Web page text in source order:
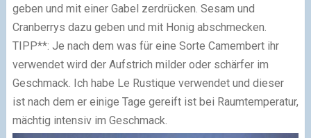
geben und mit einer Gabel zerdrücken. Sesam und
Cranberrys dazu geben und mit Honig abschmecken.
TIPP**: Je nach dem was für eine Sorte Camembert ihr
verwendet wird der Aufstrich milder oder schärfer im
Geschmack. Ich habe Le Rustique verwendet und dieser
ist nach dem er einige Tage gereift ist bei Raumtemperatur,
mächtig intensiv im Geschmack.